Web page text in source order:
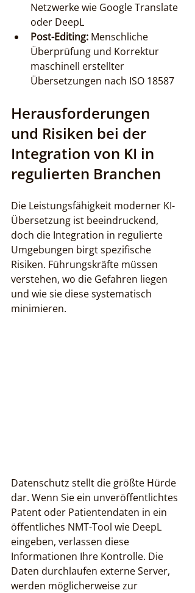
Netzwerke wie Google Translate
oder DeepL
Post-Editing: Menschliche
Überprüfung und Korrektur
maschinell erstellter
Übersetzungen nach ISO 18587
Herausforderungen
und Risiken bei der
Integration von KI in
regulierten Branchen
Die Leistungsfähigkeit moderner KI-
Übersetzung ist beeindruckend,
doch die Integration in regulierte
Umgebungen birgt spezifische
Risiken. Führungskräfte müssen
verstehen, wo die Gefahren liegen
und wie sie diese systematisch
minimieren.
Datenschutz stellt die größte Hürde
dar. Wenn Sie ein unveröffentlichtes
Patent oder Patientendaten in ein
öffentliches NMT-Tool wie DeepL
eingeben, verlassen diese
Informationen Ihre Kontrolle. Die
Daten durchlaufen externe Server,
werden möglicherweise zur